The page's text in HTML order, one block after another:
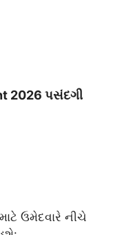
2026 પસંદગી
ઉમેદવારે નીચે